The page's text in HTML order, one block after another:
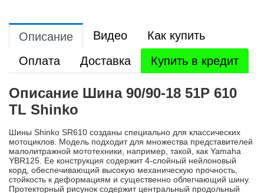
Описание Видео
Как купить
Оплата
Доставка Купить в кредит
Описание Шина 90/90-18 51P 610
TL Shinko
Шины Shinko SR610 созданы специально для классических
мотоциклов. Модель подходит для множества представителей
малолитражной мототехники, например, такой, как Yamaha
YBR125. Ее конструкция содержит 4-слойный нейлоновый
корд, обеспечивающий высокую механическую прочность,
стойкость к деформациям и существенно облегчающий шину.
Протекторный рисунок содержит центральный продольный